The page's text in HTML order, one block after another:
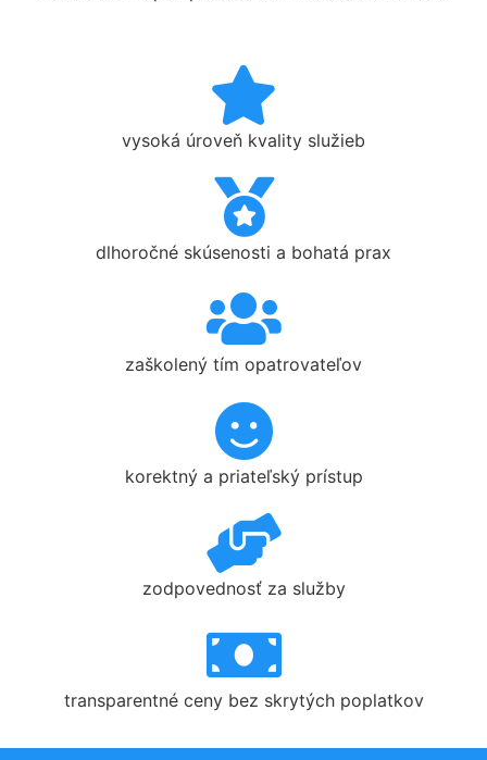
vysoká úroveň kvality služieb
dlhoročné skúsenosti a bohatá prax
zaškolený tím opatrovateľov
korektný a priateľský prístup
zodpovednosť za služby
transparentné ceny bez skrytých poplatkov